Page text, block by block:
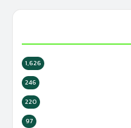
1,626
246
220
97